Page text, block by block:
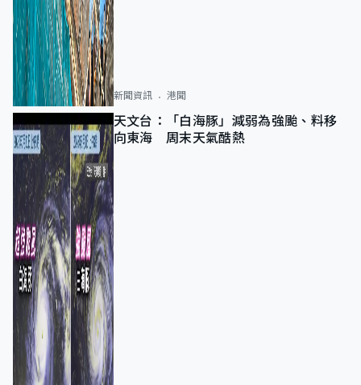
新聞資訊 港聞
天文台：「白海豚」減弱為強颱、料移
向東海 周末天氣酷熱